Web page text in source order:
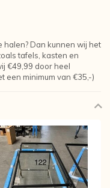
halen? Dan kunnen wij het
tafels, kasten en
€49,99 door heel
een minimum van €35,-)